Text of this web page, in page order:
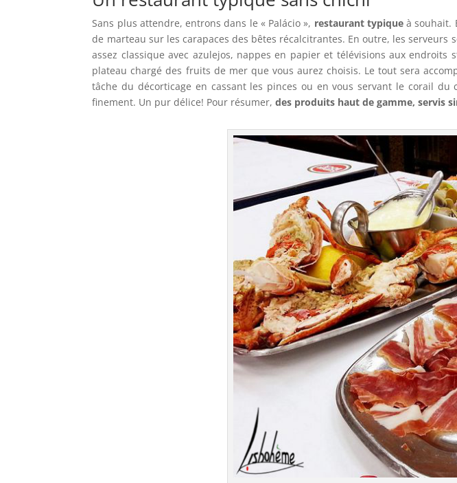
Sans plus attendre, entrons dans le « Palácio », restaurant typiqueà souhait.
de marteau sur les carapaces des bêtes récalcitrantes. En outre, les
assez classique avec azulejos, nappes en papier et télévisions aux
plateau chargé des fruits de mer que vous aurez choisis. Le tout sera
tâche du décorticage en cassant les pinces ou en vous servant le corail
finement. Un pur délice! Pour résumer,des produits haut de gamme, servis